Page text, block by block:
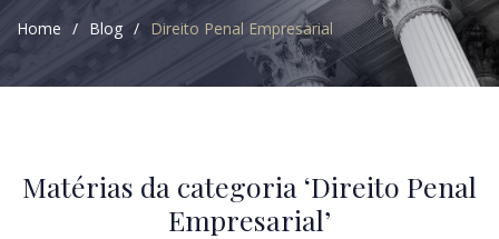
Home Blog Direito Penal Empresarial
Matérias da categoria ‘Direito Penal
Empresarial’